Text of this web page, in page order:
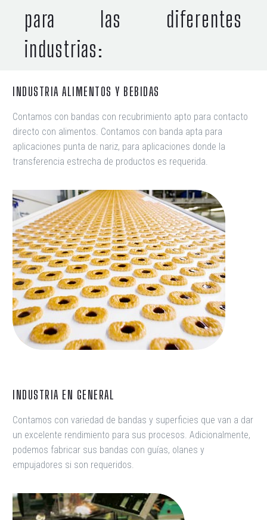
para las diferentes
industrias:
INDUSTRIA ALIMENTOS Y BEBIDAS
Contamos con bandas con recubrimiento apto para contacto
directo con alimentos. Contamos con banda apta para
aplicaciones punta de nariz, para aplicaciones donde la
transferencia estrecha de productos es requerida.
INDUSTRIA EN GENERAL
Contamos con variedad de bandas y superficies que van a dar
un excelente rendimiento para sus procesos. Adicionalmente,
podemos fabricar sus bandas con guías, olanes y
empujadores si son requeridos.